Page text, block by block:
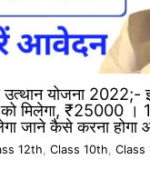
उत्थान योजना 2022;-
को मिलेगा, ₹25000
जाने कैसे करना
12th, Class 10th, Class